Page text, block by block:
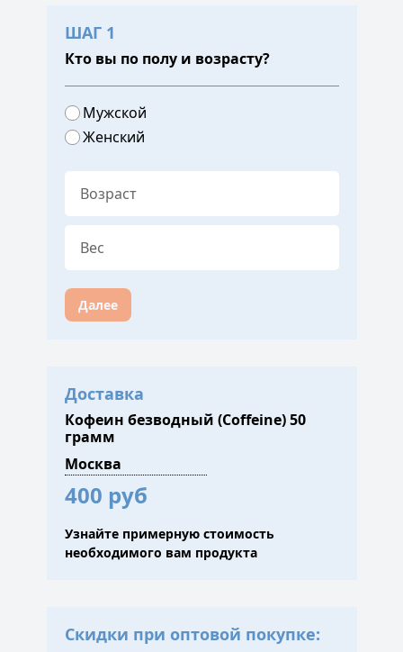
ШАГ 1
Кто вы по полу и возрасту?
Мужской
Женский
Далее
Доставка
Кофеин безводный (Сoffeine) 50
грамм
400 руб
Узнайте примерную стоимость
необходимого вам продукта
Скидки при оптовой покупке: